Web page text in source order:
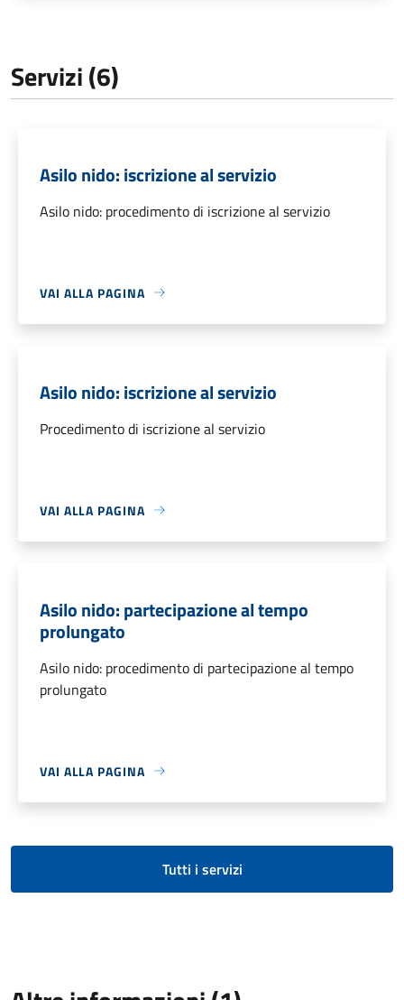
Servizi (6)
Asilo nido: iscrizione al servizio
Asilo nido: procedimento di iscrizione al servizio
VAI ALLA PAGINA
Asilo nido: iscrizione al servizio
Procedimento di iscrizione al servizio
VAI ALLA PAGINA
Asilo nido: partecipazione al tempo
prolungato
Asilo nido: procedimento di partecipazione al tempo
prolungato
VAI ALLA PAGINA
Tutti i servizi